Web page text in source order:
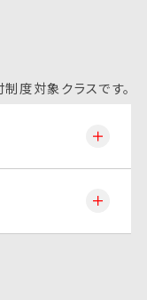
度対象クラスです。